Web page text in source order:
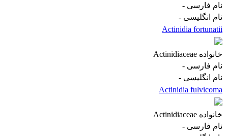
نام فارسی -
نام انگلیسی -
Actinidia fortunatii
خانواده Actinidiaceae
نام فارسی -
نام انگلیسی -
Actinidia fulvicoma
خانواده Actinidiaceae
نام فارسی -